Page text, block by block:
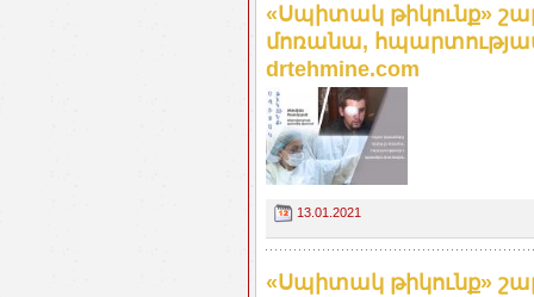
«Սպիտակ թիկունք»
մոռանա,
drtehmine.com
13.01.2021
«Սպիտակ թիկունք»